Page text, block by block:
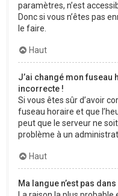
paramètres, n’est
Donc si vous n’êtes pas
le faire.
Haut
J’ai changé mon fuseau
incorrecte !
Si vous êtes sûr d’avoir
fuseau horaire et que
peut que le serveur ne
problème à un
Haut
Ma langue n’est pas